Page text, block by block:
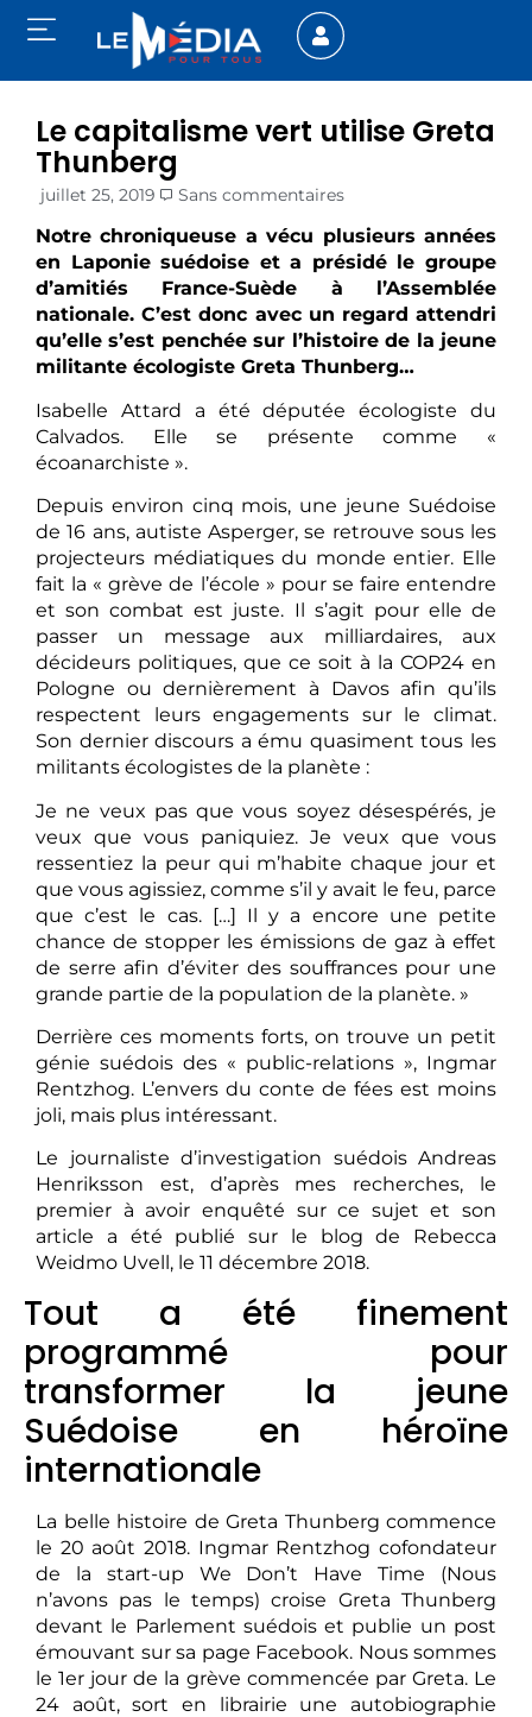
Le capitalisme vert utilise Greta
Thunberg
juillet 25, 2019 Sans commentaires
Notre chroniqueuse a vécu plusieurs années
en Laponie suédoise et a présidé le groupe
d’amitiés France-Suède à l’Assemblée
nationale. C’est donc avec un regard attendri
qu’elle s’est penchée sur l’histoire de la jeune
militante écologiste Greta Thunberg…
Isabelle Attard a été députée écologiste du
Calvados. Elle se présente comme «
écoanarchiste ».
Depuis environ cinq mois, une jeune Suédoise
de 16 ans, autiste Asperger, se retrouve sous les
projecteurs médiatiques du monde entier. Elle
fait la « grève de l’école » pour se faire entendre
et son combat est juste. Il s’agit pour elle de
passer un message aux milliardaires, aux
décideurs politiques, que ce soit à la COP24 en
Pologne ou dernièrement à Davos afin qu’ils
respectent leurs engagements sur le climat.
Son dernier discours a ému quasiment tous les
militants écologistes de la planète :
Je ne veux pas que vous soyez désespérés, je
veux que vous paniquiez. Je veux que vous
ressentiez la peur qui m’habite chaque jour et
que vous agissiez, comme s’il y avait le feu, parce
que c’est le cas. […] Il y a encore une petite
chance de stopper les émissions de gaz à effet
de serre afin d’éviter des souffrances pour une
grande partie de la population de la planète. »
Derrière ces moments forts, on trouve un petit
génie suédois des « public-relations », Ingmar
Rentzhog. L’envers du conte de fées est moins
joli, mais plus intéressant.
Le journaliste d’investigation suédois Andreas
Henriksson est, d’après mes recherches, le
premier à avoir enquêté sur ce sujet et son
article a été publié sur le blog de Rebecca
Weidmo Uvell, le 11 décembre 2018.
Tout a été finement
programmé pour
transformer la jeune
Suédoise en héroïne
internationale
La belle histoire de Greta Thunberg commence
le 20 août 2018. Ingmar Rentzhog cofondateur
de la start-up We Don’t Have Time (Nous
n’avons pas le temps) croise Greta Thunberg
devant le Parlement suédois et publie un post
émouvant sur sa page Facebook. Nous sommes
le 1er jour de la grève commencée par Greta. Le
24 août, sort en librairie une autobiographie